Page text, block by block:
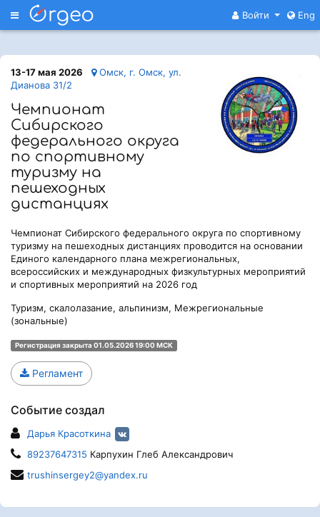
Меню Войти Eng
13-17 мая 2026
Омск, г. Омск, ул.
Дианова 31/2
Чемпионат
Сибирского
федерального округа
по спортивному
туризму на
пешеходных
дистанциях
Чемпионат Сибирского федерального округа по спортивному
туризму на пешеходных дистанциях проводится на основании
Единого календарного плана межрегиональных,
всероссийских и международных физкультурных мероприятий
и спортивных мероприятий на 2026 год
Туризм, скалолазание, альпинизм, Межрегиональные
(зональные)
Регистрация закрыта 01.05.2026 19:00 МСК
Регламент
Событие создал
Дарья Красоткина
89237647315 Карпухин Глеб Александрович
trushinsergey2@yandex.ru